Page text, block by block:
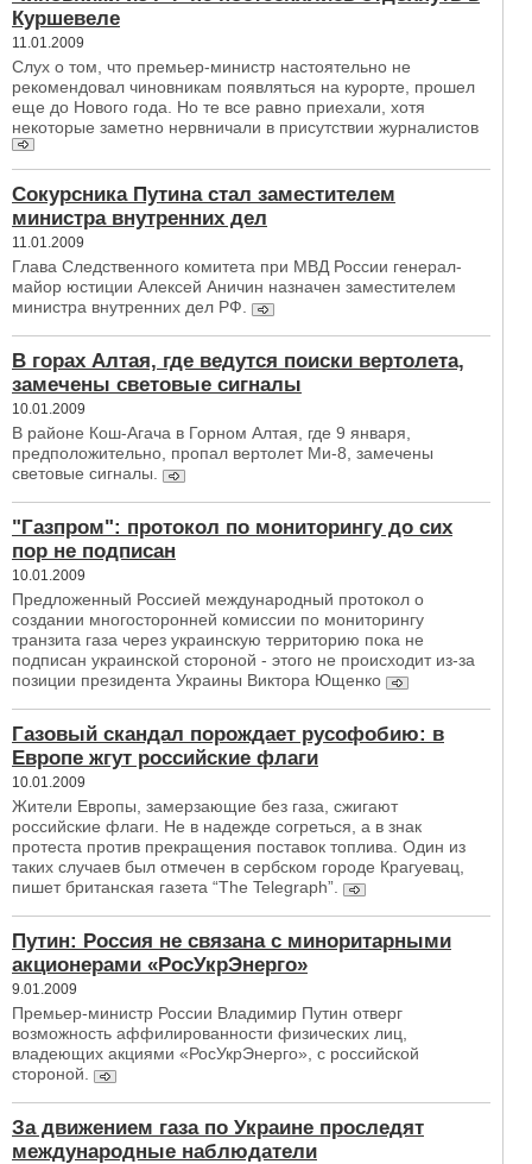
Куршевеле
11.01.2009
Слух о том, что премьер-министр настоятельно не
рекомендовал чиновникам появляться на курорте, прошел
еще до Нового года. Но те все равно приехали, хотя
некоторые заметно нервничали в присутствии журналистов
Сокурсника Путина стал заместителем
министра внутренних дел
11.01.2009
Глава Следственного комитета при МВД России генерал-
майор юстиции Алексей Аничин назначен заместителем
министра внутренних дел РФ.
В горах Алтая, где ведутся поиски вертолета,
замечены световые сигналы
10.01.2009
В районе Кош-Агача в Горном Алтая, где 9 января,
предположительно, пропал вертолет Ми-8, замечены
световые сигналы.
"Газпром": протокол по мониторингу до сих
пор не подписан
10.01.2009
Предложенный Россией международный протокол о
создании многосторонней комиссии по мониторингу
транзита газа через украинскую территорию пока не
подписан украинской стороной - этого не происходит из-за
позиции президента Украины Виктора Ющенко
Газовый скандал порождает русофобию: в
Европе жгут российские флаги
10.01.2009
Жители Европы, замерзающие без газа, сжигают
российские флаги. Не в надежде согреться, а в знак
протеста против прекращения поставок топлива. Один из
таких случаев был отмечен в сербском городе Крагуевац,
пишет британская газета “The Telegraph”.
Путин: Россия не связана с миноритарными
акционерами «РосУкрЭнерго»
9.01.2009
Премьер-министр России Владимир Путин отверг
возможность аффилированности физических лиц,
владеющих акциями «РосУкрЭнерго», с российской
стороной.
За движением газа по Украине проследят
международные наблюдатели